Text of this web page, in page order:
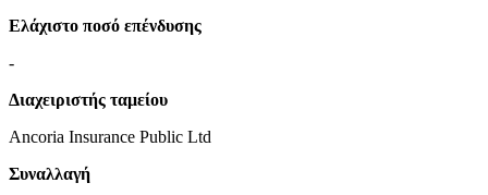
Ελάχιστο ποσό επένδυσης
-
Διαχειριστής ταμείου
Ancoria Insurance Public Ltd
Συναλλαγή